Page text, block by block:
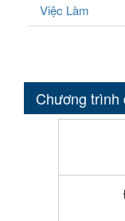
Việc Làm
Chương trình